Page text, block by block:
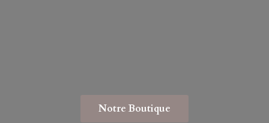
Notre Boutique